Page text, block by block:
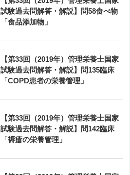
試験過去問解答・解説】問58食べ物
「食品添加物」
【第33回（2019年）管理栄養士国家
試験過去問解答・解説】問135臨床
「COPD患者の栄養管理」
【第33回（2019年）管理栄養士国家
試験過去問解答・解説】問142臨床
「褥瘡の栄養管理」